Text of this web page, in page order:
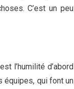
C’est un peu
l’humilité d’abord
équipes, qui font un